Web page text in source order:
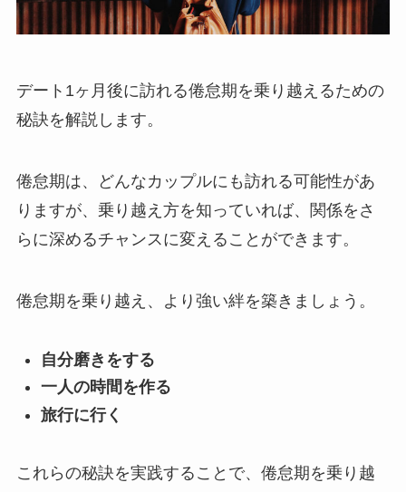
デート1ヶ月後に訪れる倦怠期を乗り越えるための
秘訣を解説します。
倦怠期は、どんなカップルにも訪れる可能性があ
りますが、乗り越え方を知っていれば、関係をさ
らに深めるチャンスに変えることができます。
倦怠期を乗り越え、より強い絆を築きましょう。
自分磨きをする
一人の時間を作る
旅行に行く
これらの秘訣を実践することで、倦怠期を乗り越